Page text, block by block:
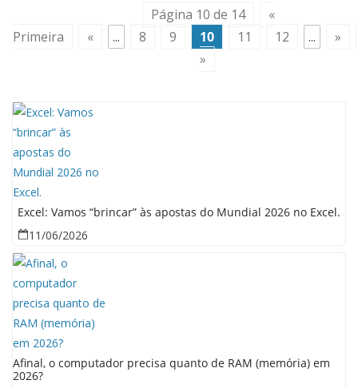
Página 10 de 14
«
Primeira
« ... 8 9 10 11 12 ...
»
»
Excel: Vamos “brincar” às apostas do Mundial 2026 no Excel.
11/06/2026
Afinal, o computador precisa quanto de RAM (memória) em
2026?